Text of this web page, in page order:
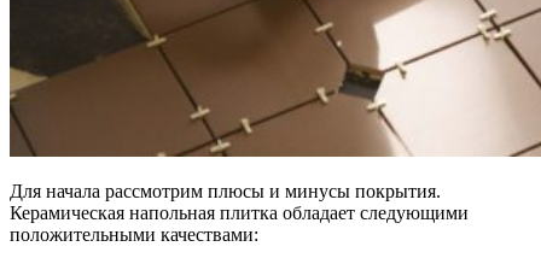
Для начала рассмотрим плюсы и минусы покрытия.
Керамическая напольная плитка обладает следующими
положительными качествами: